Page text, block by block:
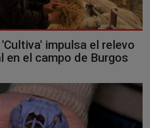
impulsa el relevo
en el campo de Burgos